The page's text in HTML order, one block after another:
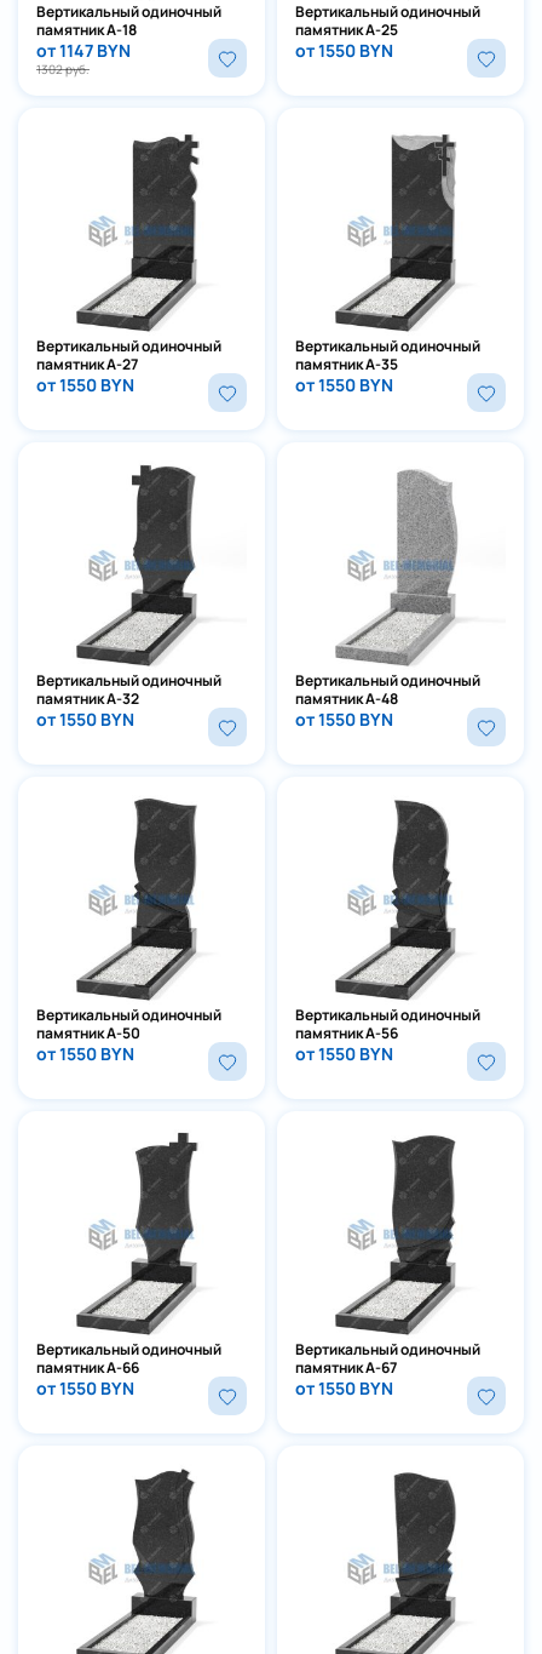
Вертикальный одиночный
памятник А-18
от 1147 BYN
1302 руб.
Вертикальный одиночный
памятник А-25
от 1550 BYN
Вертикальный одиночный
памятник А-27
от 1550 BYN
Вертикальный одиночный
памятник А-35
от 1550 BYN
Вертикальный одиночный
памятник А-32
от 1550 BYN
Вертикальный одиночный
памятник А-48
от 1550 BYN
Вертикальный одиночный
памятник А-50
от 1550 BYN
Вертикальный одиночный
памятник А-56
от 1550 BYN
Вертикальный одиночный
памятник А-66
от 1550 BYN
Вертикальный одиночный
памятник А-67
от 1550 BYN